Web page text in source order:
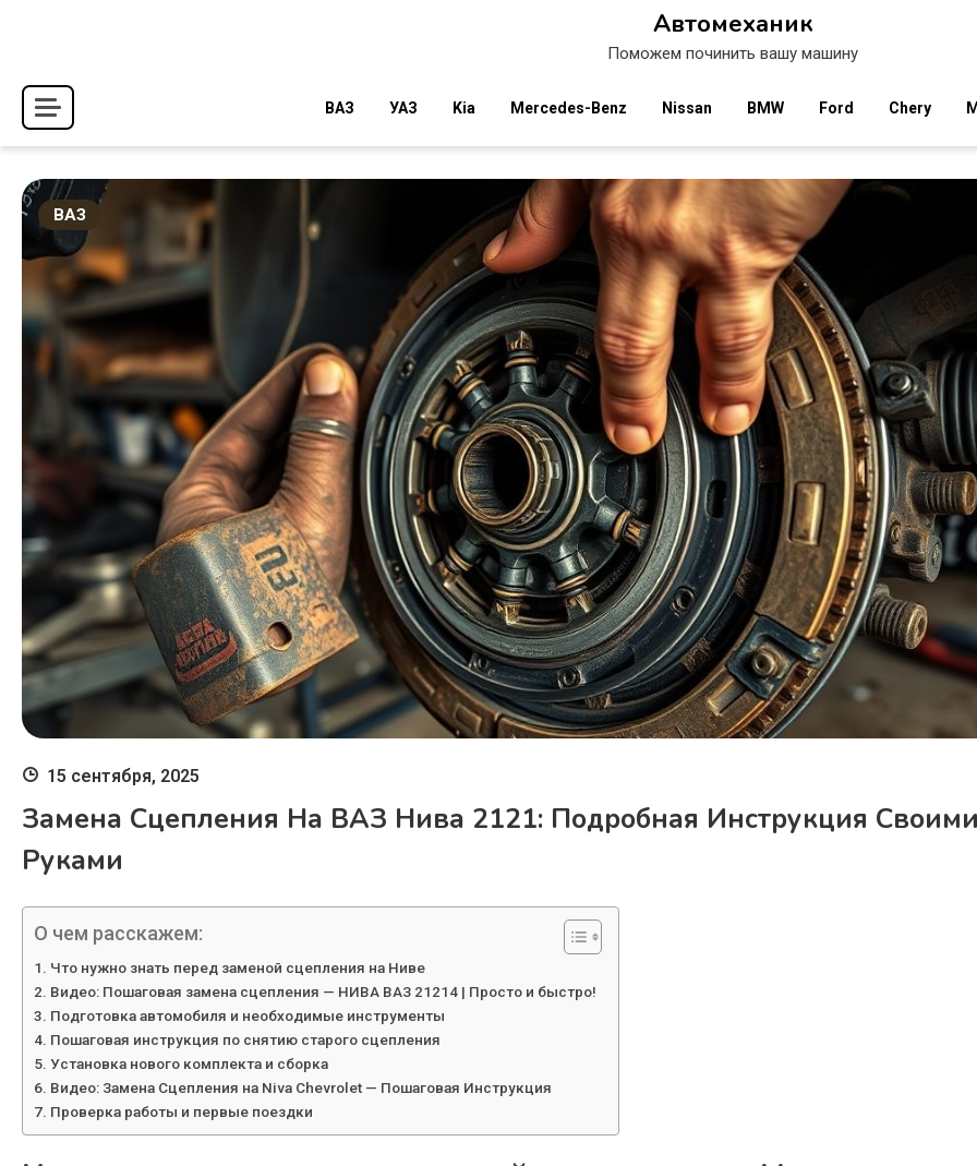
Автомеханик
Поможем починить вашу машину
ВАЗ УАЗ Kia Mercedes-Benz Nissan BMW Ford Chery
ВАЗ
15 сентября, 2025
Замена Сцепления На ВАЗ Нива 2121: Подробная Инструкция
Руками
О чем расскажем:
Что нужно знать перед заменой сцепления на Ниве
Видео: Пошаговая замена сцепления — НИВА ВАЗ 21214 | Просто и быстро!
Подготовка автомобиля и необходимые инструменты
Пошаговая инструкция по снятию старого сцепления
Установка нового комплекта и сборка
Видео: Замена Сцепления на Niva Chevrolet — Пошаговая Инструкция
Проверка работы и первые поездки